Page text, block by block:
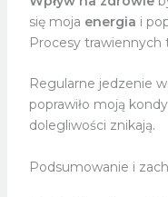
się moja energia i
Procesy trawiennych
Regularne jedzenie
poprawiło moją
dolegliwości znikają.
Podsumowanie i